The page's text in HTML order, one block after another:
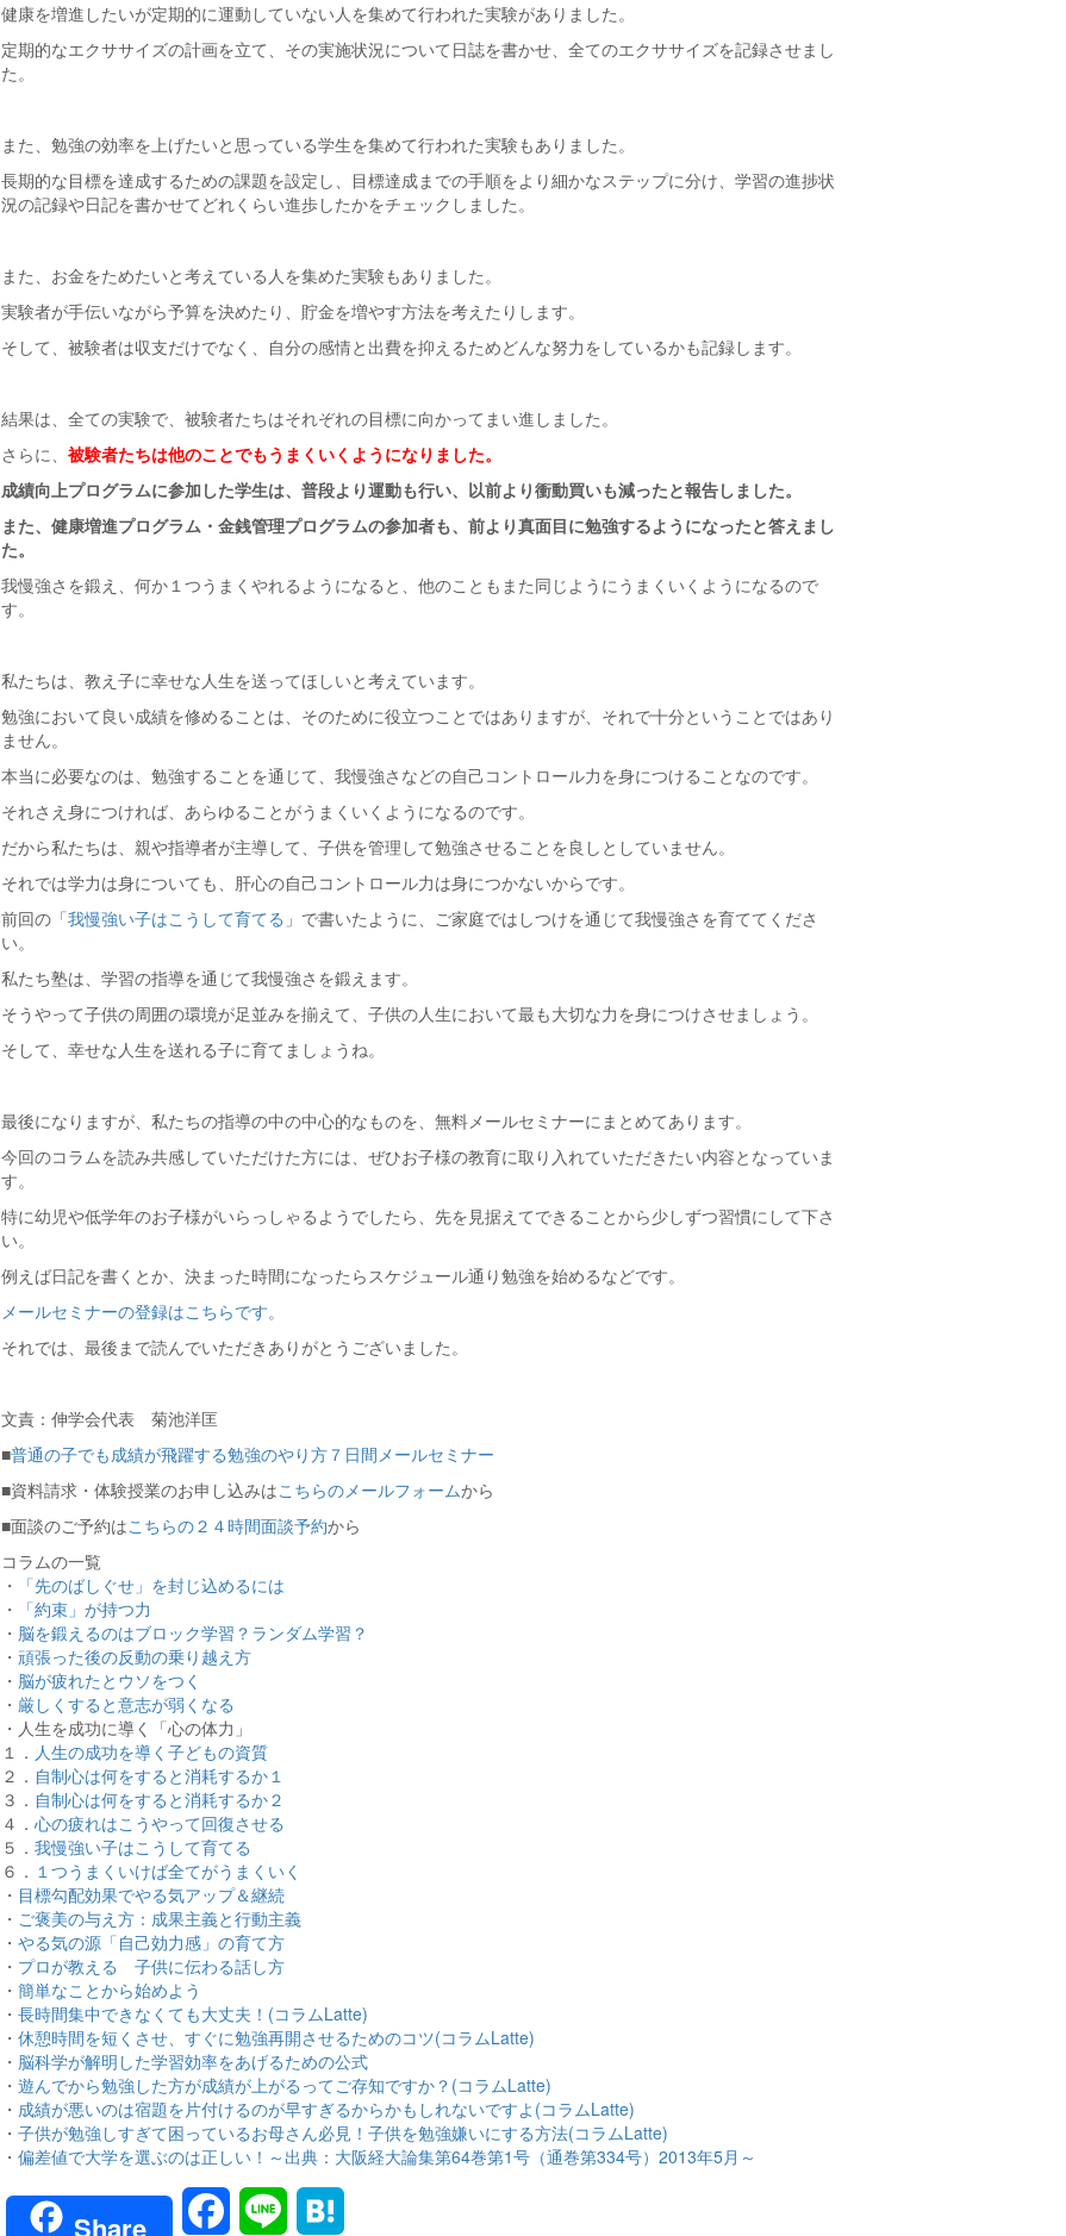
健康を増進したいが定期的に運動していない人を集めて行われた実験がありました。
定期的なエクササイズの計画を立て、その実施状況について日誌を書かせ、全てのエクササイズを記録させまし
た。
また、勉強の効率を上げたいと思っている学生を集めて行われた実験もありました。
長期的な目標を達成するための課題を設定し、目標達成までの手順をより細かなステップに分け、学習の進捗状
況の記録や日記を書かせてどれくらい進歩したかをチェックしました。
また、お金をためたいと考えている人を集めた実験もありました。
実験者が手伝いながら予算を決めたり、貯金を増やす方法を考えたりします。
そして、被験者は収支だけでなく、自分の感情と出費を抑えるためどんな努力をしているかも記録します。
結果は、全ての実験で、被験者たちはそれぞれの目標に向かってまい進しました。
さらに、被験者たちは他のことでもうまくいくようになりました。
成績向上プログラムに参加した学生は、普段より運動も行い、以前より衝動買いも減ったと報告しました。
また、健康増進プログラム・金銭管理プログラムの参加者も、前より真面目に勉強するようになったと答えまし
た。
我慢強さを鍛え、何か１つうまくやれるようになると、他のこともまた同じようにうまくいくようになるので
す。
私たちは、教え子に幸せな人生を送ってほしいと考えています。
勉強において良い成績を修めることは、そのために役立つことではありますが、それで十分ということではあり
ません。
本当に必要なのは、勉強することを通じて、我慢強さなどの自己コントロール力を身につけることなのです。
それさえ身につければ、あらゆることがうまくいくようになるのです。
だから私たちは、親や指導者が主導して、子供を管理して勉強させることを良しとしていません。
それでは学力は身についても、肝心の自己コントロール力は身につかないからです。
前回の「我慢強い子はこうして育てる 」で書いたように、ご家庭ではしつけを通じて我慢強さを育ててくださ
い。
私たち塾は、学習の指導を通じて我慢強さを鍛えます。
そうやって子供の周囲の環境が足並みを揃えて、子供の人生において最も大切な力を身につけさせましょう。
そして、幸せな人生を送れる子に育てましょうね。
最後になりますが、私たちの指導の中の中心的なものを、無料メールセミナーにまとめてあります。
今回のコラムを読み共感していただけた方には、ぜひお子様の教育に取り入れていただきたい内容となっていま
す。
特に幼児や低学年のお子様がいらっしゃるようでしたら、先を見据えてできることから少しずつ習慣にして下さ
い。
例えば日記を書くとか、決まった時間になったらスケジュール通り勉強を始めるなどです。
メールセミナーの登録はこちらです。
それでは、最後まで読んでいただきありがとうございました。
文責：伸学会代表 菊池洋匡
■普通の子でも成績が飛躍する勉強のやり方７日間メールセミナー
■資料請求・体験授業のお申し込みはこちらのメールフォームから
■面談のご予約はこちらの２４時間面談予約から
コラムの一覧
・
「先のばしぐせ」を封じ込めるには
・
「約束」が持つ力
・ 脳を鍛えるのはブロック学習？ランダム学習？
・頑張った後の反動の乗り越え方
・ 脳が疲れたとウソをつく
・ 厳しくすると意志が弱くなる
・人生を成功に導く「心の体力」
１． 人生の成功を導く子どもの資質
２． 自制心は何をすると消耗するか１
３． 自制心は何をすると消耗するか２
４．心の疲れはこうやって回復させる
５．我慢強い子はこうして育てる
６． １つうまくいけば全てがうまくいく
・ 目標勾配効果でやる気アップ＆継続
・ ご褒美の与え方：成果主義と行動主義
・やる気の源「自己効力感」の育て方
・ プロが教える 子供に伝わる話し方
・簡単なことから始めよう
・長時間集中できなくても大丈夫！(コラムLatte)
・休憩時間を短くさせ、すぐに勉強再開させるためのコツ(コラムLatte)
・ 脳科学が解明した学習効率をあげるための公式
・遊んでから勉強した方が成績が上がるってご存知ですか？(コラムLatte)
・ 成績が悪いのは宿題を片付けるのが早すぎるからかもしれないですよ(コラムLatte)
・子供が勉強しすぎて困っているお母さん必見！子供を勉強嫌いにする方法(コラムLatte)
・偏差値で大学を選ぶのは正しい！～出典：大阪経大論集第64巻第1号（通巻第334号）2013年5月～
Share FacebookLine